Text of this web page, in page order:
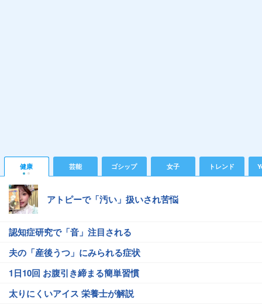
健康 芸能 ゴシップ 女子 トレンド
アトピーで「汚い」扱いされ苦悩
認知症研究で「音」注目される
夫の「産後うつ」にみられる症状
1日10回 お腹引き締まる簡単習慣
太りにくいアイス 栄養士が解説